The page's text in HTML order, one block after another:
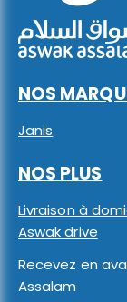
NOS
Janis
NOS PLUS
Livraison à
Aswak drive
Recevez en
Assalam